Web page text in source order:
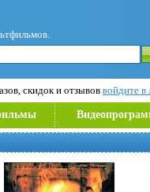
скидок и отзывов войдите в